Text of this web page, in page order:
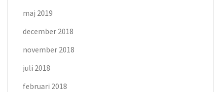
maj 2019
december 2018
november 2018
juli 2018
februari 2018